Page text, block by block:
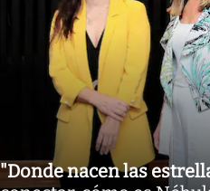
"Donde nacen las